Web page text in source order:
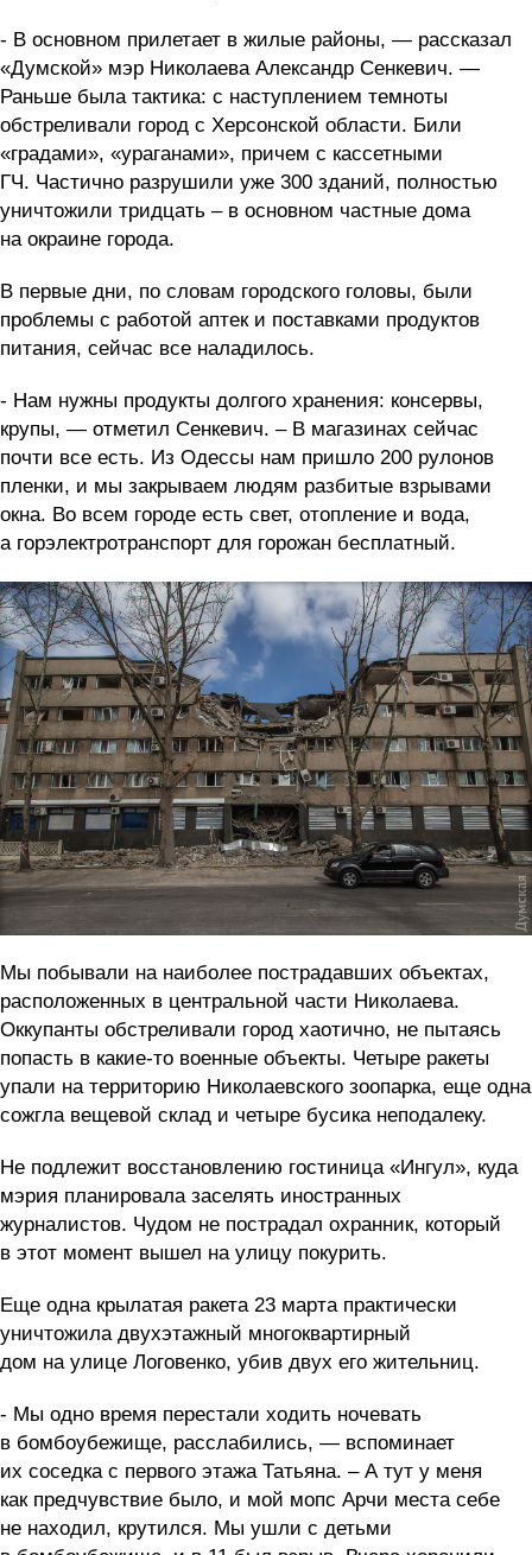
- В основном прилетает в жилые районы, — рассказал
«Думской» мэр Николаева Александр Сенкевич. —
Раньше была тактика: с наступлением темноты
обстреливали город с Херсонской области. Били
«градами», «ураганами», причем с кассетными
ГЧ. Частично разрушили уже 300 зданий, полностью
уничтожили тридцать – в основном частные дома
на окраине города.
В первые дни, по словам городского головы, были
проблемы с работой аптек и поставками продуктов
питания, сейчас все наладилось.
- Нам нужны продукты долгого хранения: консервы,
крупы, — отметил Сенкевич. – В магазинах сейчас
почти все есть. Из Одессы нам пришло 200 рулонов
пленки, и мы закрываем людям разбитые взрывами
окна. Во всем городе есть свет, отопление и вода,
а горэлектротранспорт для горожан бесплатный.
Мы побывали на наиболее пострадавших объектах,
расположенных в центральной части Николаева.
Оккупанты обстреливали город хаотично, не пытаясь
попасть в какие-то военные объекты. Четыре ракеты
упали на территорию Николаевского зоопарка, еще одна
сожгла вещевой склад и четыре бусика неподалеку.
Не подлежит восстановлению гостиница «Ингул», куда
мэрия планировала заселять иностранных
журналистов. Чудом не пострадал охранник, который
в этот момент вышел на улицу покурить.
Еще одна крылатая ракета 23 марта практически
уничтожила двухэтажный многоквартирный
дом на улице Логовенко, убив двух его жительниц.
- Мы одно время перестали ходить ночевать
в бомбоубежище, расслабились, — вспоминает
их соседка с первого этажа Татьяна. – А тут у меня
как предчувствие было, и мой мопс Арчи места себе
не находил, крутился. Мы ушли с детьми